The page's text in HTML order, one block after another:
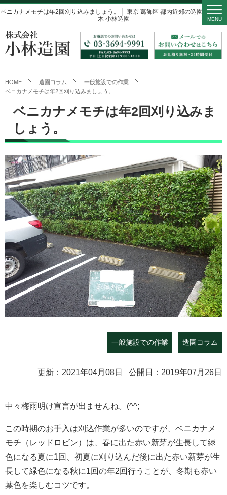
ベニカナメモチは年2回刈り込みましょう。 │ 東京 葛飾区 都内近郊の造園・庭・植
木 小林造園
MENU
HOME 造園コラム
一般施設での作業
ベニカナメモチは年2回刈り込みましょう。
ベニカナメモチは年2回刈り込みま
しょう。
一般施設での作業 造園コラム
更新：2021年04月08日 公開日：2019年07月26日
中々梅雨明け宣言が出ませんね。(^^;
この時期のお手入は刈込作業が多いのですが、ベニカナメ
モチ（レッドロビン）は、春に出た赤い新芽が生長して緑
色になる夏に1回、初夏に刈り込んだ後に出た赤い新芽が生
長して緑色になる秋に1回の年2回行うことが、冬期も赤い
葉色を楽しむコツです。